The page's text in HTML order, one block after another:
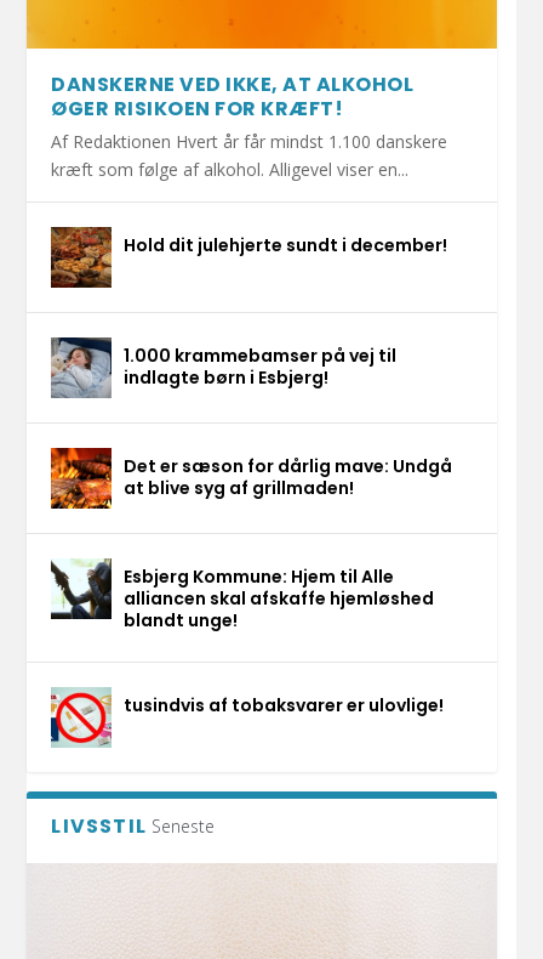
DANSKERNE VED IKKE, AT ALKOHOL
ØGER RISIKOEN FOR KRÆFT!
Af Redaktionen Hvert år får mindst 1.100 danskere
kræft som følge af alkohol. Alligevel viser en...
Hold dit julehjerte sundt i december!
1.000 krammebamser på vej til
indlagte børn i Esbjerg!
Det er sæson for dårlig mave: Undgå
at blive syg af grillmaden!
Esbjerg Kommune: Hjem til Alle
alliancen skal afskaffe hjemløshed
blandt unge!
tusindvis af tobaksvarer er ulovlige!
LIVSSTIL Seneste